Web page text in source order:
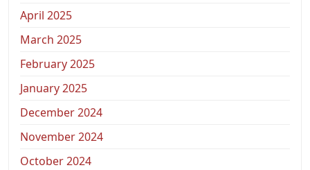
April 2025
March 2025
February 2025
January 2025
December 2024
November 2024
October 2024